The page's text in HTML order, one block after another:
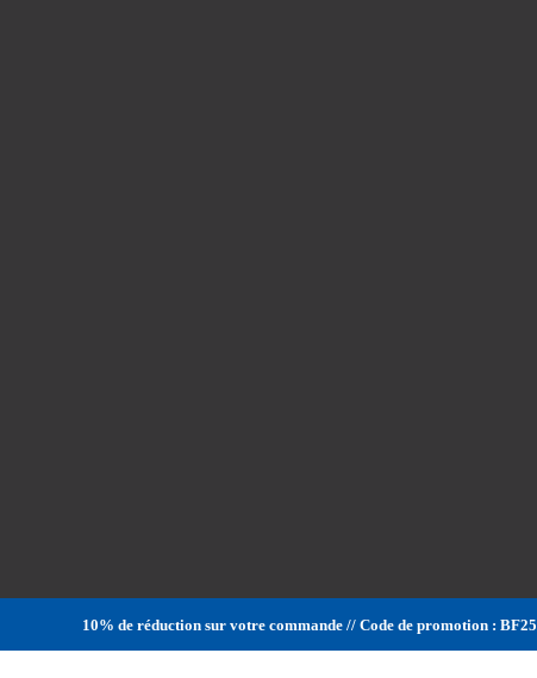
10% de réduction sur votre commande // Code de promotion : BF25